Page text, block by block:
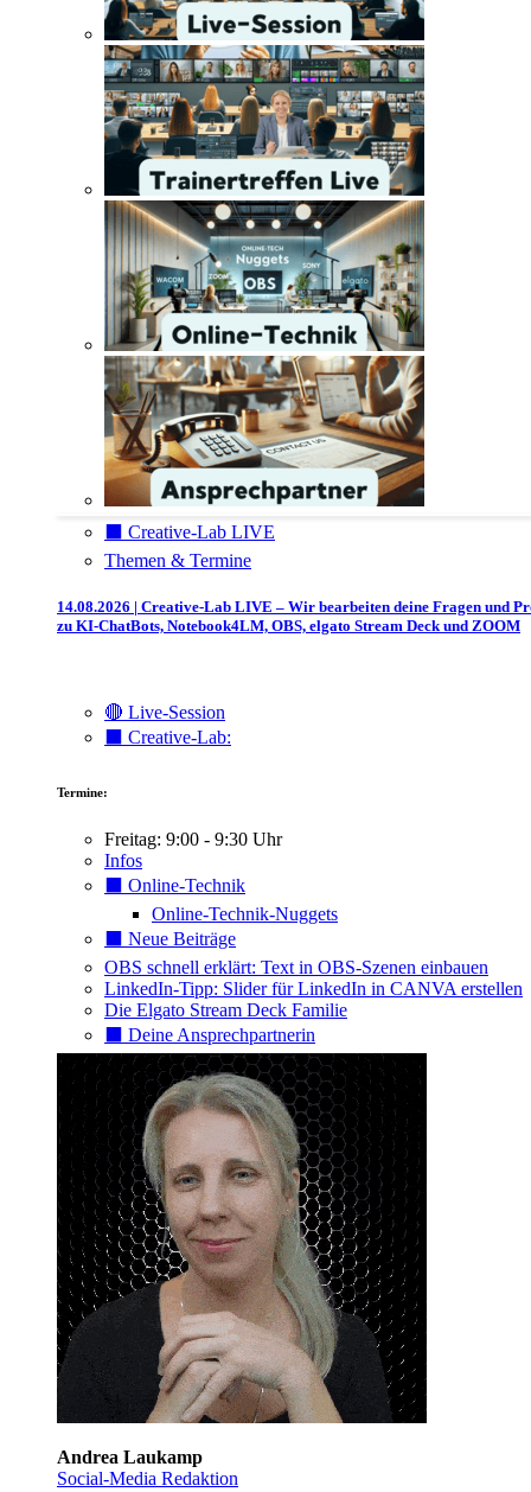
⬛️ Creative-Lab LIVE
Themen & Termine
14.08.2026 | Creative-Lab LIVE – Wir bearbeiten deine Fragen und
zu KI-ChatBots, Notebook4LM, OBS, elgato Stream Deck und ZOOM
🔴 Live-Session
⬛️ Creative-Lab:
Termine:
Freitag: 9:00 - 9:30 Uhr
Infos
⬛️ Online-Technik
Online-Technik-Nuggets
⬛️ Neue Beiträge
OBS schnell erklärt: Text in OBS-Szenen einbauen
LinkedIn-Tipp: Slider für LinkedIn in CANVA erstellen
Die Elgato Stream Deck Familie
⬛️ Deine Ansprechpartnerin
Andrea Laukamp
Social-Media Redaktion